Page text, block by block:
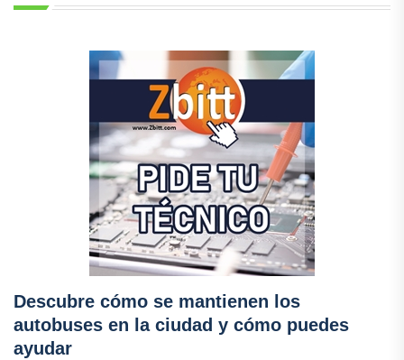
Descubre cómo se mantienen los
autobuses en la ciudad y cómo puedes
ayudar